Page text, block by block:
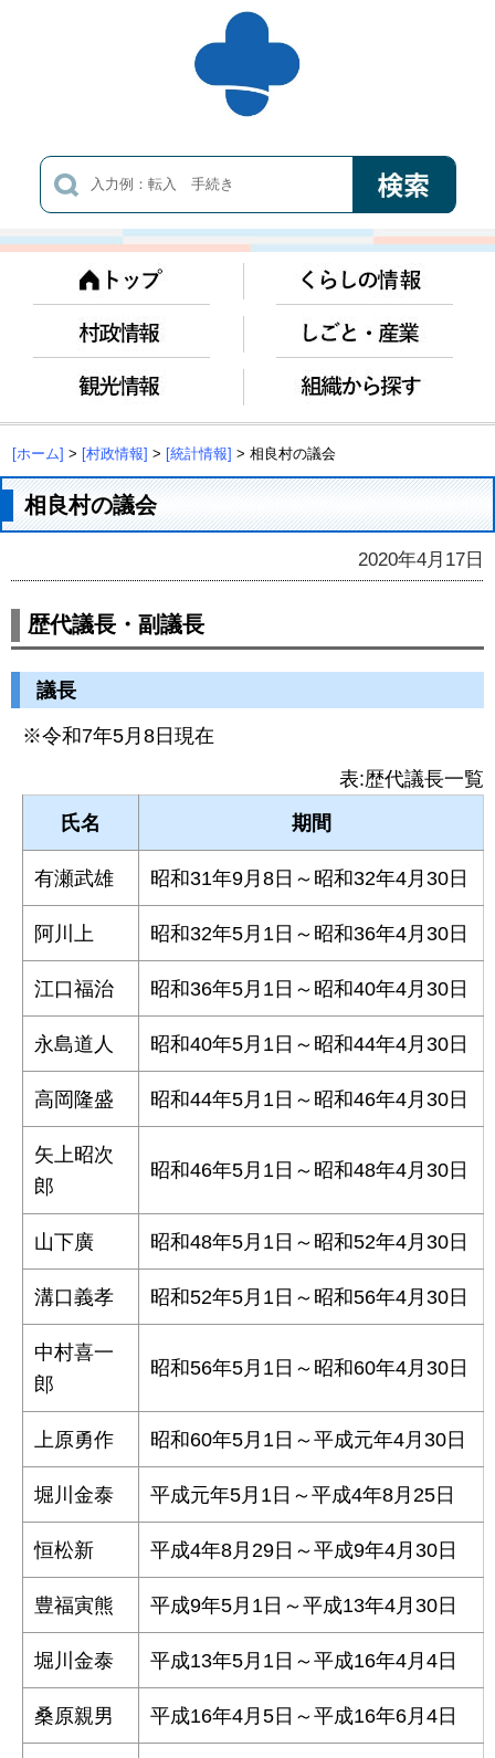
[ホーム] > [村政情報] > [統計情報] > 相良村の議会
相良村の議会
2020年4月17日
歴代議長・副議長
議長
※令和7年5月8日現在
表:歴代議長一覧
氏名
期間
有瀬武雄 昭和31年9月8日～昭和32年4月30日
阿川上 昭和32年5月1日～昭和36年4月30日
江口福治 昭和36年5月1日～昭和40年4月30日
永島道人 昭和40年5月1日～昭和44年4月30日
高岡隆盛 昭和44年5月1日～昭和46年4月30日
矢上昭次
郎
昭和46年5月1日～昭和48年4月30日
山下廣 昭和48年5月1日～昭和52年4月30日
溝口義孝 昭和52年5月1日～昭和56年4月30日
中村喜一
郎
昭和56年5月1日～昭和60年4月30日
上原勇作 昭和60年5月1日～平成元年4月30日
堀川金泰 平成元年5月1日～平成4年8月25日
恒松新 平成4年8月29日～平成9年4月30日
豊福寅熊 平成9年5月1日～平成13年4月30日
堀川金泰 平成13年5月1日～平成16年4月4日
桑原親男 平成16年4月5日～平成16年6月4日